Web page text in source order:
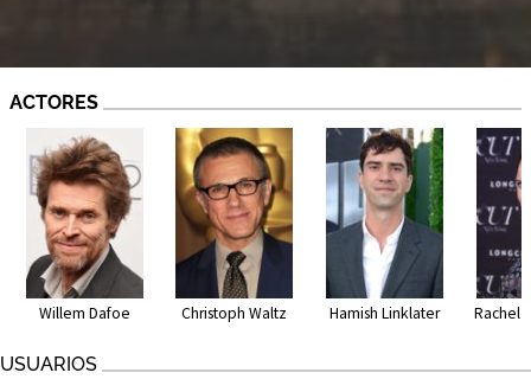
ACTORES
Willem Dafoe Christoph Waltz Hamish Linklater Rachel
USUARIOS